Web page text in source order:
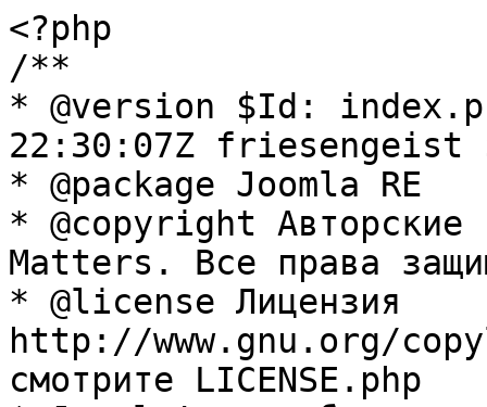
<?php
/**
* @version $Id:
22:30:07Z friesengeist
* @package Joomla RE
* @copyright Авторские
Matters. Все права
* @license Лицензия
http://www.gnu.org/
смотрите LICENSE.php